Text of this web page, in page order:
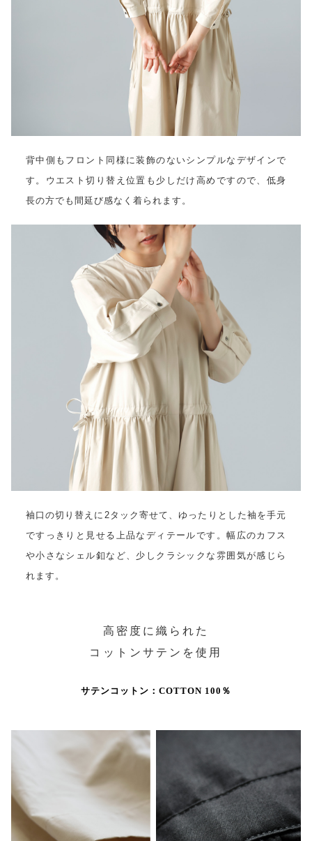
背中側もフロント同様に装飾のないシンプルなデザインで
す。ウエスト切り替え位置も少しだけ高めですので、低身
長の方でも間延び感なく着られます。
袖口の切り替えに2タック寄せて、ゆったりとした袖を手元
ですっきりと見せる上品なディテールです。幅広のカフス
や小さなシェル釦など、少しクラシックな雰囲気が感じら
れます。
高密度に織られた
コットンサテンを使用
サテンコットン：COTTON 100％